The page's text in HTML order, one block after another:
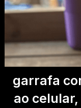
garrafa
ao